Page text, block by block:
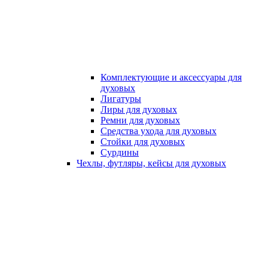
Комплектующие и аксессуары для
духовых
Лигатуры
Лиры для духовых
Ремни для духовых
Средства ухода для духовых
Стойки для духовых
Сурдины
Чехлы, футляры, кейсы для духовых